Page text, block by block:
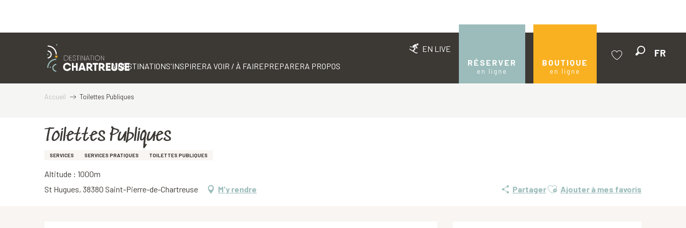
EN LIVE
RÉSERVER
en ligne
BOUTIQUE
en ligne
FR
LA DESTINATIONS'INSPIRERA VOIR / À FAIREPREPARERA PROPOS
Accueil Toilettes Publiques
Toilettes Publiques
SERVICES SERVICES PRATIQUES TOILETTES PUBLIQUES
Altitude : 1000m
St Hugues, 38380 Saint-Pierre-de-Chartreuse
M'y rendre PartagerAjouter aux favoris
Ajouter à mes favoris